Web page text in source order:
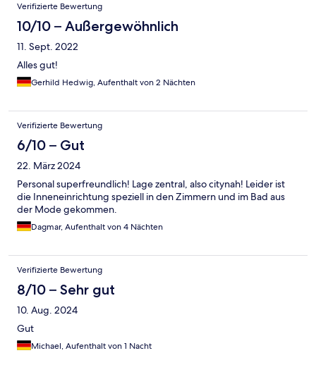
Verifizierte Bewertung
10/10 – Außergewöhnlich
11. Sept. 2022
Alles gut!
Gerhild Hedwig, Aufenthalt von 2 Nächten
Verifizierte Bewertung
6/10 – Gut
22. März 2024
Personal superfreundlich! Lage zentral, also citynah! Leider ist
die Inneneinrichtung speziell in den Zimmern und im Bad aus
der Mode gekommen.
Dagmar, Aufenthalt von 4 Nächten
Verifizierte Bewertung
8/10 – Sehr gut
10. Aug. 2024
Gut
Michael, Aufenthalt von 1 Nacht